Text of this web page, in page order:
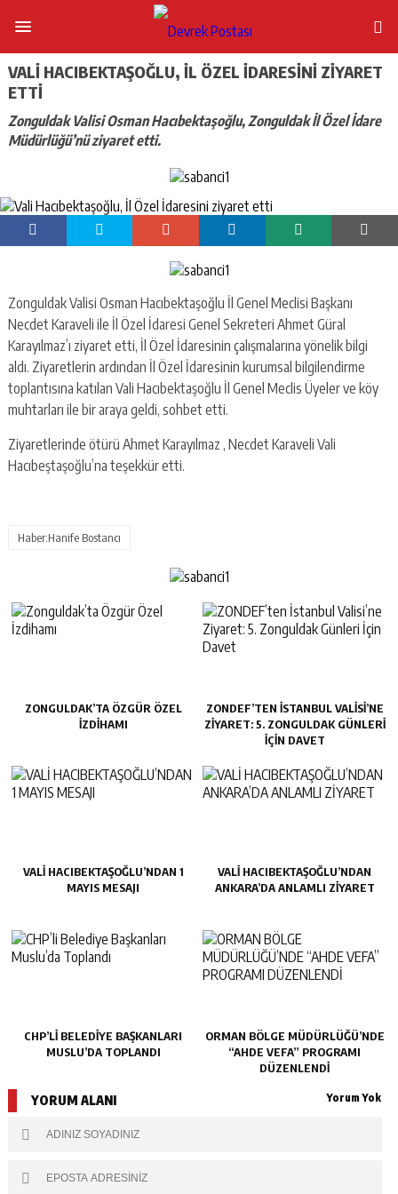
VALI HACIBEKTAŞOĞLU, İL ÖZEL İDARESINI ZIYARET
ETTI
Zonguldak Valisi Osman Hacıbektaşoğlu, Zonguldak İl Özel İdare
Müdürlüğü’nü ziyaret etti.
Zonguldak Valisi Osman Hacıbektaşoğlu İl Genel Meclisi Başkanı
Necdet Karaveli ile İl Özel İdaresi Genel Sekreteri Ahmet Güral
Karayılmaz’ı ziyaret etti, İl Özel İdaresinin çalışmalarına yönelik bilgi
aldı. Ziyaretlerin ardından İl Özel İdaresinin kurumsal bilgilendirme
toplantısına katılan Vali Hacıbektaşoğlu İl Genel Meclis Üyeler ve köy
muhtarları ile bir araya geldi, sohbet etti.
Ziyaretlerinde ötürü Ahmet Karayılmaz , Necdet Karaveli Vali
Hacıbeştaşoğlu’na teşekkür etti.
Haber:Hanife Bostancı
ZONGULDAK’TA ÖZGÜR ÖZEL
İZDIHAMI
ZONDEF’TEN İSTANBUL VALISI’NE
ZIYARET: 5. ZONGULDAK GÜNLERI
İÇIN DAVET
VALİ HACIBEKTAŞOĞLU’NDAN 1
MAYIS MESAJI
VALİ HACIBEKTAŞOĞLU’NDAN
ANKARA’DA ANLAMLI ZİYARET
CHP’LI BELEDIYE BAŞKANLARI
MUSLU’DA TOPLANDI
ORMAN BÖLGE MÜDÜRLÜĞÜ’NDE
“AHDE VEFA” PROGRAMI
DÜZENLENDİ
YORUM ALANI Yorum Yok